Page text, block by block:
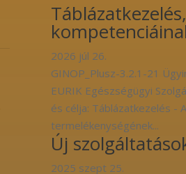
2026 júl 26.
GINOP_Plusz-3.2.1-21
EURIK Egészségügyi
és célja: Táblázatkezelés -
termelékenységének...
Új
2025 szept 25.